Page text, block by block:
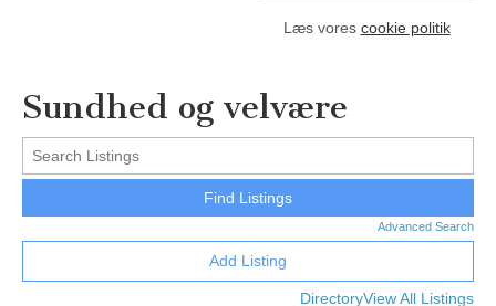
Læs vores cookie politik
Sundhed og velvære
Advanced Search
DirectoryView All Listings
Add Listing